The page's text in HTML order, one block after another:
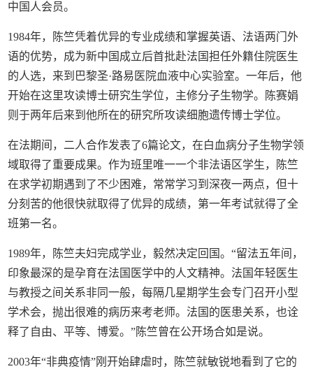
中国人会员。
1984年，陈竺凭着优异的专业成绩和掌握英语、法语两门外
语的优势，成为新中国成立后首批赴法国担任外籍住院医生
的人选，来到巴黎圣·路易医院血液中心实验室。一年后，他
开始在这里攻读博士研究生学位，主修分子生物学。陈赛娟
则于两年后来到他所在的研究所攻读细胞遗传博士学位。
在法期间，二人合作发表了6篇论文，在白血病分子生物学领
域取得了重要成果。作为班里唯一一个非法语区学生，陈竺
在求学初期遇到了不少困难，常常学习到深夜一两点，但十
分刻苦的他很快就取得了优异的成绩，第一年考试就得了全
班第一名。
1989年，陈竺夫妇完成学业，毅然决定回国。“留法五年间，
印象最深的是孕育在法国医学中的人文精神。法国年轻医生
与教授之间关系非同一般，每隔几星期学生会专门召开小型
学术会，抛出很难的病历来考老师。法国的医患关系，也诠
释了自由、平等、博爱。”陈竺曾在公开场合如是说。
2003年“非典疫情”刚开始肆虐时，陈竺就敏锐地看到了它的